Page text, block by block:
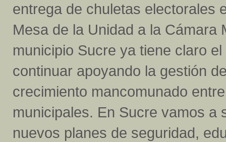
entrega de chuletas electorales
Mesa de la Unidad a la Cámara
municipio Sucre ya tiene claro
continuar apoyando la gestión
crecimiento mancomunado
municipales. En Sucre vamos a
nuevos planes de seguridad,